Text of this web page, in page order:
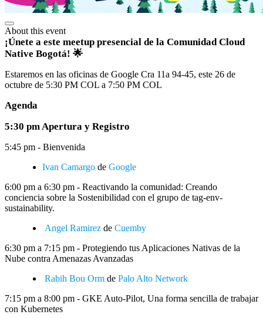
About this event
¡Únete a este meetup presencial de la Comunidad Cloud
Native Bogotá! 🌟
Estaremos en las oficinas de Google Cra 11a 94-45, este 26 de
octubre de 5:30 PM COL a 7:50 PM COL
Agenda
5:30 pm Apertura y Registro
5:45 pm - Bienvenida
Ivan Camargo de Google
6:00 pm a 6:30 pm - Reactivando la comunidad: Creando
conciencia sobre la Sostenibilidad con el grupo de tag-env-
sustainability.
Angel Ramirez de Cuemby
6:30 pm a 7:15 pm - Protegiendo tus Aplicaciones Nativas de la
Nube contra Amenazas Avanzadas
Rabih Bou Orm de Palo Alto Network
7:15 pm a 8:00 pm - GKE Auto-Pilot, Una forma sencilla de trabajar
con Kubernetes